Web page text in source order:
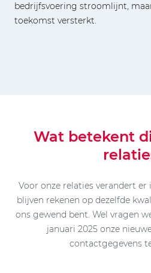
bedrijfsvoering stroomlijnt,
toekomst versterkt.
Wat betekent
Voor onze relaties verandert
blijven rekenen op dezelfde
ons gewend bent. Wel vragen
januari 2025 onze
contactgegevens